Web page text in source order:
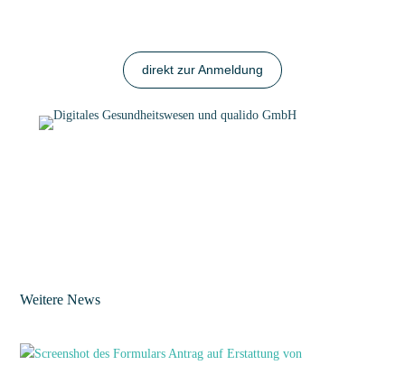
direkt zur Anmeldung
Weitere News